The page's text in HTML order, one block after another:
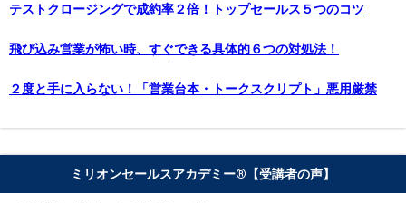
テストクロージングで成約率２倍！トップセールス５つのコツ
飛び込み営業が怖い時、すぐできる具体的６つの対処法！
２度と手に入らない！「営業台本・トークスクリプト」悪用厳禁
ミリオンセールスアカデミー®︎【受講者の声】